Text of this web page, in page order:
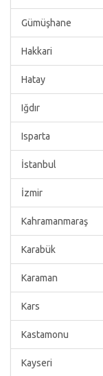
Gümüşhane
Hakkari
Hatay
Iğdır
Isparta
İstanbul
İzmir
Kahramanmaraş
Karabük
Karaman
Kars
Kastamonu
Kayseri